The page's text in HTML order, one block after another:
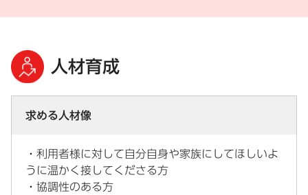
人材育成
求める人材像
・利用者様に対して自分自身や家族にしてほしいよ
うに温かく接してくださる方
・協調性のある方